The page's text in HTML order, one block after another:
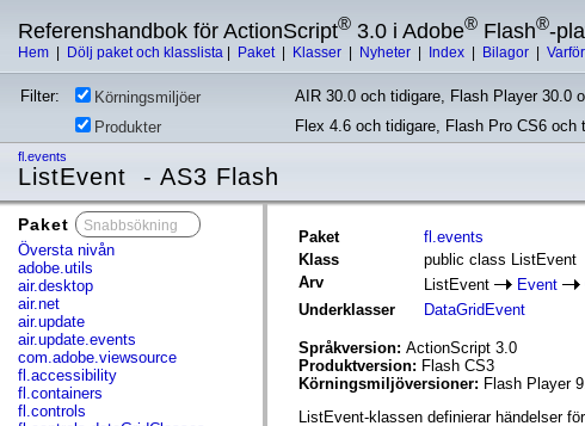
Referenshandbok för ActionScript® 3.0 i Adobe® Flash®-
Hem Dölj paket och klasslista Paket Klasser Nyheter Index Bilagor
Filter: Körningsmiljöer
AIR 30.0 och tidigare, Flash Player 30.0
Produkter
Flex 4.6 och tidigare, Flash Pro CS6 och
fl.events
ListEvent - AS3 Flash
Paket
Översta nivån
adobe.utils
air.desktop
air.net
air.update
air.update.events
com.adobe.viewsource
fl.accessibility
fl.containers
fl.controls
Paket
fl.events
Klass
public class ListEvent
Arv
ListEvent Event
Underklasser
DataGridEvent
Språkversion: ActionScript 3.0
Produktversion: Flash CS3
Körningsmiljöversioner: Flash Player
ListEvent-klassen definierar händelser